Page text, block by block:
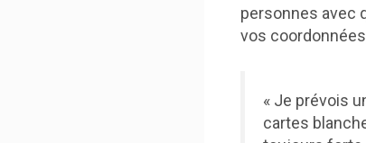
personnes avec
vos
« Je prévois
cartes